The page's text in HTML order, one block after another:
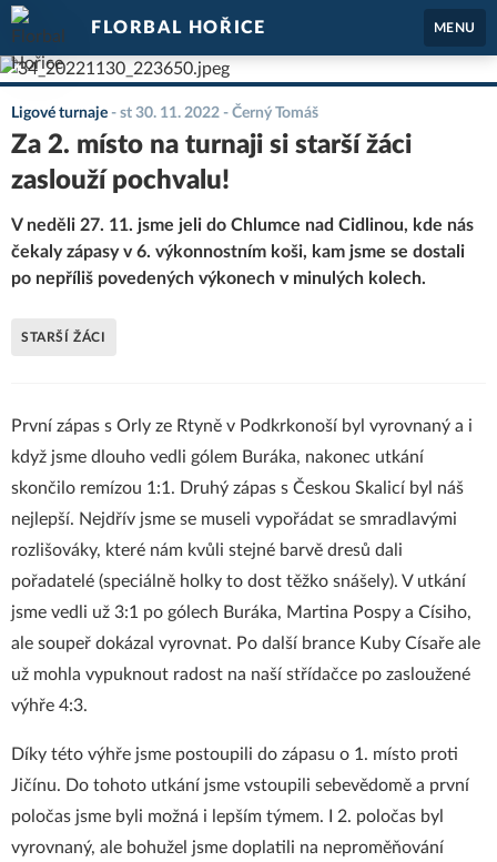
FLORBAL HOŘICE MENU
Ligové turnaje - st 30. 11. 2022 - Černý Tomáš
Za 2. místo na turnaji si starší žáci
zaslouží pochvalu!
V neděli 27. 11. jsme jeli do Chlumce nad Cidlinou, kde nás
čekaly zápasy v 6. výkonnostním koši, kam jsme se dostali
po nepříliš povedených výkonech v minulých kolech.
STARŠÍ ŽÁCI
První zápas s Orly ze Rtyně v Podkrkonoší byl vyrovnaný a i
když jsme dlouho vedli gólem Buráka, nakonec utkání
skončilo remízou 1:1. Druhý zápas s Českou Skalicí byl náš
nejlepší. Nejdřív jsme se museli vypořádat se smradlavými
rozlišováky, které nám kvůli stejné barvě dresů dali
pořadatelé (speciálně holky to dost těžko snášely). V utkání
jsme vedli už 3:1 po gólech Buráka, Martina Pospy a Císiho,
ale soupeř dokázal vyrovnat. Po další brance Kuby Císaře ale
už mohla vypuknout radost na naší střídačce po zasloužené
výhře 4:3.
Díky této výhře jsme postoupili do zápasu o 1. místo proti
Jičínu. Do tohoto utkání jsme vstoupili sebevědomě a první
poločas jsme byli možná i lepším týmem. I 2. poločas byl
vyrovnaný, ale bohužel jsme doplatili na neproměňování